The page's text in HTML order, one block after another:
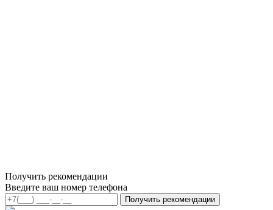
Получить рекомендации
Введите ваш номер телефона
Получить рекомендации